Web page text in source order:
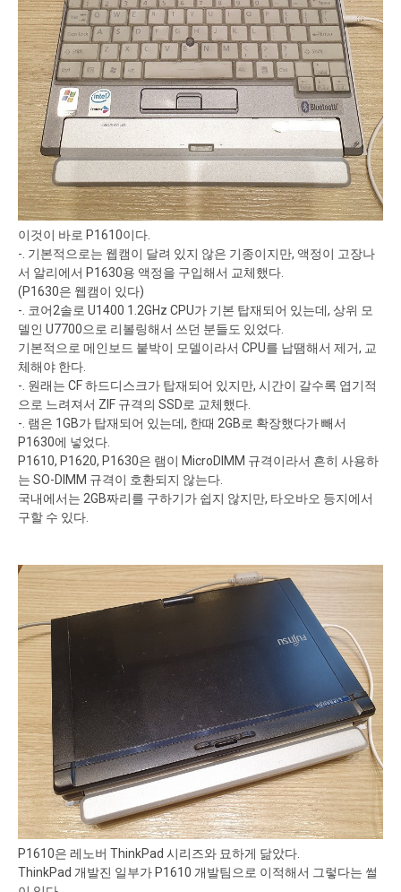
이것이 바로 P1610이다.
-. 기본적으로는 웹캠이 달려 있지 않은 기종이지만, 액정이 고장나
서 알리에서 P1630용 액정을 구입해서 교체했다.
(P1630은 웹캠이 있다)
-. 코어2솔로 U1400 1.2GHz CPU가 기본 탑재되어 있는데, 상위 모
델인 U7700으로 리볼링해서 쓰던 분들도 있었다.
기본적으로 메인보드 붙박이 모델이라서 CPU를 납땜해서 제거, 교
체해야 한다.
-. 원래는 CF 하드디스크가 탑재되어 있지만, 시간이 갈수록 엽기적
으로 느려져서 ZIF 규격의 SSD로 교체했다.
-. 램은 1GB가 탑재되어 있는데, 한때 2GB로 확장했다가 빼서
P1630에 넣었다.
P1610, P1620, P1630은 램이 MicroDIMM 규격이라서 흔히 사용하
는 SO-DIMM 규격이 호환되지 않는다.
국내에서는 2GB짜리를 구하기가 쉽지 않지만, 타오바오 등지에서
구할 수 있다.
P1610은 레노버 ThinkPad 시리즈와 묘하게 닮았다.
ThinkPad 개발진 일부가 P1610 개발팀으로 이적해서 그렇다는 썰